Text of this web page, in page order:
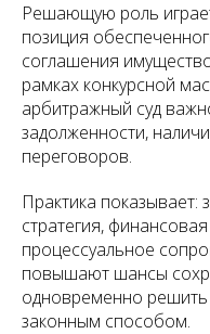
Решающую роль
позиция
соглашения
рамках конкурсной
арбитражный суд
задолженности,
переговоров.
Практика показывает:
стратегия,
процессуальное
повышают шансы
одновременно решить
законным способом.